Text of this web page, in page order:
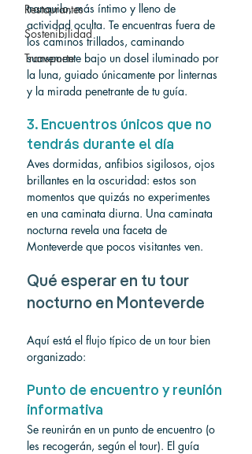
Restaurantes
Sostenibilidad
Transporte
tranquilo, más íntimo y lleno de
actividad oculta. Te encuentras fuera de
los caminos trillados, caminando
suavemente bajo un dosel iluminado por
la luna, guiado únicamente por linternas
y la mirada penetrante de tu guía.
3. Encuentros únicos que no
tendrás durante el día
Aves dormidas, anfibios sigilosos, ojos
brillantes en la oscuridad: estos son
momentos que quizás no experimentes
en una caminata diurna. Una caminata
nocturna revela una faceta de
Monteverde que pocos visitantes ven.
Qué esperar en tu tour
nocturno en Monteverde
Aquí está el flujo típico de un tour bien
organizado:
Punto de encuentro y reunión
informativa
Se reunirán en un punto de encuentro (o
les recogerán, según el tour). El guía